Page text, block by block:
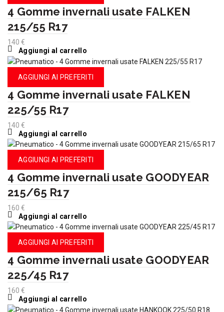
4 Gomme invernali usate FALKEN
215/55 R17
140 €
Aggiungi al carrello
AGGIUNGI AI PREFERITI
4 Gomme invernali usate FALKEN
225/55 R17
140 €
Aggiungi al carrello
AGGIUNGI AI PREFERITI
4 Gomme invernali usate GOODYEAR
215/65 R17
160 €
Aggiungi al carrello
AGGIUNGI AI PREFERITI
4 Gomme invernali usate GOODYEAR
225/45 R17
160 €
Aggiungi al carrello